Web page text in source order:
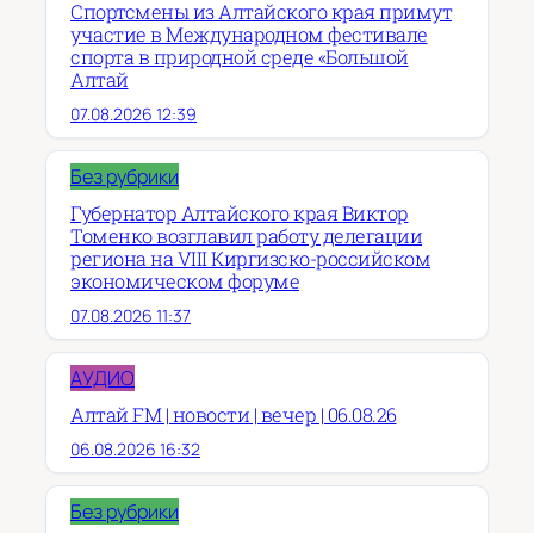
Спортсмены из Алтайского края примут
участие в Международном фестивале
спорта в природной среде «Большой
Алтай
07.08.2026 12:39
Без рубрики
Губернатор Алтайского края Виктор
Томенко возглавил работу делегации
региона на VIII Киргизско-российском
экономическом форуме
07.08.2026 11:37
АУДИО
Алтай FM | новости | вечер | 06.08.26
06.08.2026 16:32
Без рубрики